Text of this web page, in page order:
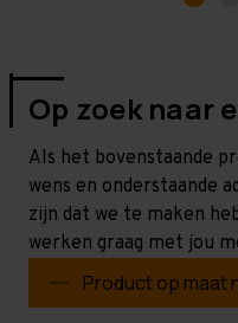
Op zoek naar
Als het bovenstaande
wens en onderstaande
zijn dat we te maken
werken graag met jou
Product op maat